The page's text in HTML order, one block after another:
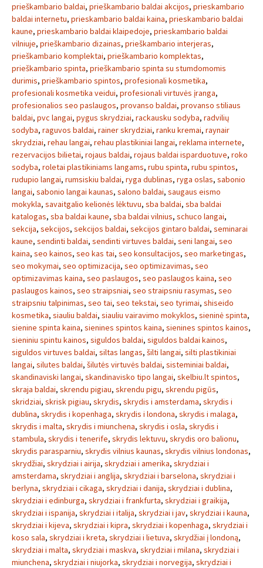
prieškambario baldai, prieškambario baldai akcijos, prieskambario
baldai internetu, prieskambario baldai kaina, prieskambario baldai
kaune, prieskambario baldai klaipedoje, prieskambario baldai
vilniuje, prieškambario dizainas, prieškambario interjeras,
prieškambario komplektai, prieškambario komplektas,
prieškambario spinta, prieškambario spinta su stumdomomis
durimis, prieškambario spintos, profesionali kosmetika,
profesionali kosmetika veidui, profesionali virtuvės įranga,
profesionalios seo paslaugos, provanso baldai, provanso stiliaus
baldai, pvc langai, pygus skrydziai, rackausku sodyba, radvilių
sodyba, raguvos baldai, rainer skrydziai, ranku kremai, raynair
skrydziai, rehau langai, rehau plastikiniai langai, reklama internete,
rezervacijos bilietai, rojaus baldai, rojaus baldai isparduotuve, roko
sodyba, roletai plastikiniams langams, rubu spinta, rubu spintos,
rudupio langai, rumsiskiu baldai, ryga dublinas, ryga oslas, sabonio
langai, sabonio langai kaunas, salono baldai, saugaus eismo
mokykla, savaitgalio kelionės lėktuvu, sba baldai, sba baldai
katalogas, sba baldai kaune, sba baldai vilnius, schuco langai,
sekcija, sekcijos, sekcijos baldai, sekcijos gintaro baldai, seminarai
kaune, sendinti baldai, sendinti virtuves baldai, seni langai, seo
kaina, seo kainos, seo kas tai, seo konsultacijos, seo marketingas,
seo mokymai, seo optimizacija, seo optimizavimas, seo
optimizavimas kaina, seo paslaugos, seo paslaugos kaina, seo
paslaugos kainos, seo straipsniai, seo straipsniu rasymas, seo
straipsniu talpinimas, seo tai, seo tekstai, seo tyrimai, shiseido
kosmetika, siauliu baldai, siauliu vairavimo mokyklos, sieninė spinta,
sienine spinta kaina, sienines spintos kaina, sienines spintos kainos,
sieniniu spintu kainos, siguldos baldai, siguldos baldai kainos,
siguldos virtuves baldai, siltas langas, šilti langai, silti plastikiniai
langai, silutes baldai, šilutės virtuvės baldai, sisteminiai baldai,
skandinaviski langai, skandinavisko tipo langai, skelbiu.lt spintos,
skraja baldai, skrendu pigiau, skrendu pigu, skrendu pigūs,
skridziai, skrisk pigiau, skrydis, skrydis i amsterdama, skrydis i
dublina, skrydis i kopenhaga, skrydis i londona, skrydis i malaga,
skrydis i malta, skrydis i miunchena, skrydis i osla, skrydis i
stambula, skrydis i tenerife, skrydis lektuvu, skrydis oro balionu,
skrydis parasparniu, skrydis vilnius kaunas, skrydis vilnius londonas,
skrydžiai, skrydziai i airija, skrydziai i amerika, skrydziai i
amsterdama, skrydziai i anglija, skrydziai i barselona, skrydziai i
berlyna, skrydziai i cikaga, skrydziai i danija, skrydziai i dublina,
skrydziai i edinburga, skrydziai i frankfurta, skrydziai i graikija,
skrydziai i ispanija, skrydziai i italija, skrydziai i jav, skrydziai i kauna,
skrydziai i kijeva, skrydziai i kipra, skrydziai i kopenhaga, skrydziai i
koso sala, skrydziai i kreta, skrydziai i lietuva, skrydžiai į londoną,
skrydziai i malta, skrydziai i maskva, skrydziai i milana, skrydziai i
miunchena, skrydziai i niujorka, skrydziai i norvegija, skrydziai i